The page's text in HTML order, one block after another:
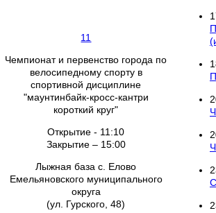
11
Чемпионат и первенство города по
велосипедному спорту в
спортивной дисциплине
"маунтинбайк-кросс-кантри
короткий круг"
Открытие - 11:10
Закрытие – 15:00
Лыжная база с. Елово
Емельяновского муниципального
округа
(ул. Гурского, 48)